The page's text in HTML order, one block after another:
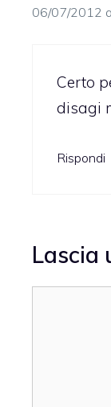
06/07/2012
Certo
disagi
Rispondi
Lascia